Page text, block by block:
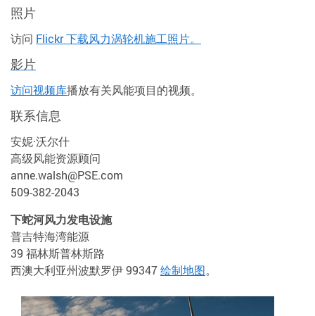
照片
访问 Flickr 下载风力涡轮机施工照片。
影片
访问视频库播放有关风能项目的视频。
联系信息
安妮·沃尔什
高级风能资源顾问
anne.walsh@PSE.com
509-382-2043
下蛇河风力发电设施
普吉特海湾能源
39 福林斯普林斯路
西澳大利亚州波默罗伊 99347绘制地图。